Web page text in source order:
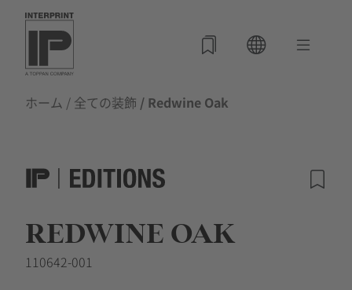
ホーム / 全ての装飾 / Redwine Oak
REDWINE OAK
110642-001